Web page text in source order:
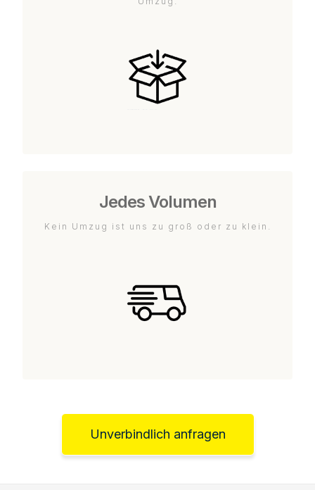
Jedes Volumen
Kein Umzug ist uns zu groß oder zu klein.
Unverbindlich anfragen